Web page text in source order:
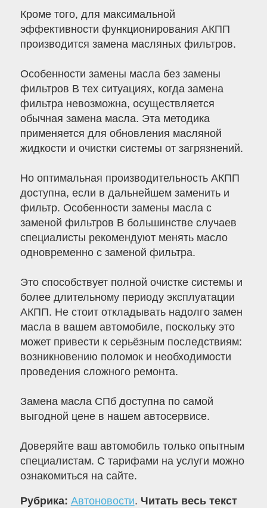
Кроме того, для максимальной
эффективности функционирования АКПП
производится замена масляных фильтров.
Особенности замены масла без замены
фильтров В тех ситуациях, когда замена
фильтра невозможна, осуществляется
обычная замена масла. Эта методика
применяется для обновления масляной
жидкости и очистки системы от загрязнений.
Но оптимальная производительность АКПП
доступна, если в дальнейшем заменить и
фильтр. Особенности замены масла с
заменой фильтров В большинстве случаев
специалисты рекомендуют менять масло
одновременно с заменой фильтра.
Это способствует полной очистке системы и
более длительному периоду эксплуатации
АКПП. Не стоит откладывать надолго замен
масла в вашем автомобиле, поскольку это
может привести к серьёзным последствиям:
возникновению поломок и необходимости
проведения сложного ремонта.
Замена масла СПб доступна по самой
выгодной цене в нашем автосервисе.
Доверяйте ваш автомобиль только опытным
специалистам. С тарифами на услуги можно
ознакомиться на сайте.
Рубрика: Автоновости. Читать весь текст